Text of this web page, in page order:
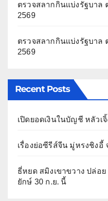
ตรวจสลากกินแบ่งรัฐบาล
2569
ตรวจสลากกินแบ่งรัฐบาล
2569
Recent Posts
เปิดยอดเงินในบัญชี หลัวเ
เรื่องย่อซีรีส์จีน มู่หรงชิงอี้
ธี่หยด สมิงเขาขวาง ปล่อย
ยักษ์ 30 ก.ย. นี้